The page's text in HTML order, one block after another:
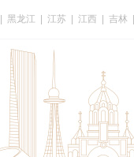
黑龙江 江苏 江西 吉林